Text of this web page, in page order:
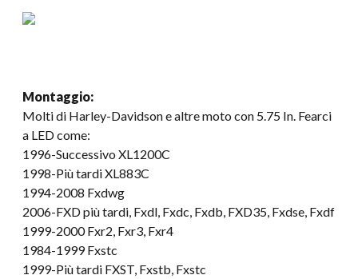
Montaggio:
Molti di Harley-Davidson e altre moto con 5.75 In. Fearci
a LED come:
1996-Successivo XL1200C
1998-Più tardi XL883C
1994-2008 Fxdwg
2006-FXD più tardi, Fxdl, Fxdc, Fxdb, FXD35, Fxdse, Fxdf
1999-2000 Fxr2, Fxr3, Fxr4
1984-1999 Fxstc
1999-Più tardi FXST, Fxstb, Fxstc